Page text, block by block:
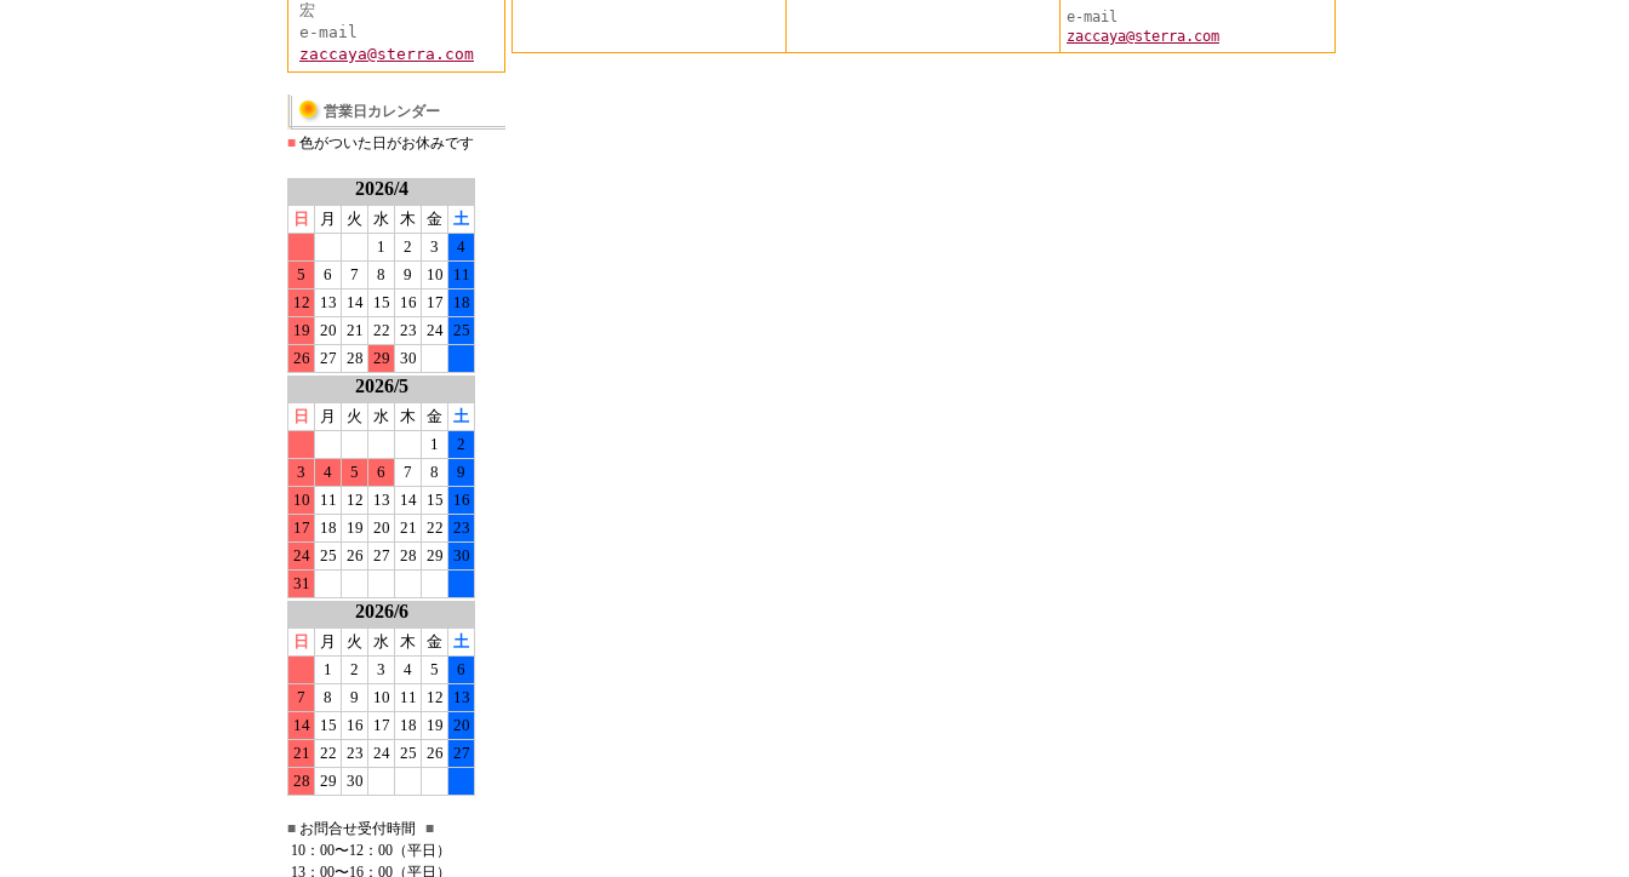
宏
e-mail
zaccaya@sterra.com
営業日カレンダー
■ 色がついた日がお休みです
2026/4
日 月 火 水 木 金 土
1
2 3
4
5
6 7 8 9 10
11
12
13 14 15 16 17
18
19 20 21 22 23 24 25
26 27 28 29 30
2026/5
日 月 火 水 木 金 土
1
2
3
4 5 6 7 8
9
10
11 12 13 14 15
16
17
18 19 20 21 22 23
24 25 26 27 28 29 30
31
2026/6
日 月 火 水 木 金 土
1
2 3 4 5
6
7
8 9 10 11 12
13
14
15 16 17 18 19 20
21 22 23 24 25 26 27
28 29 30
■ お問合せ受付時間
■
10：00〜12：00（平日）
13：00〜16：00（平日）
e-mail
zaccaya@sterra.com